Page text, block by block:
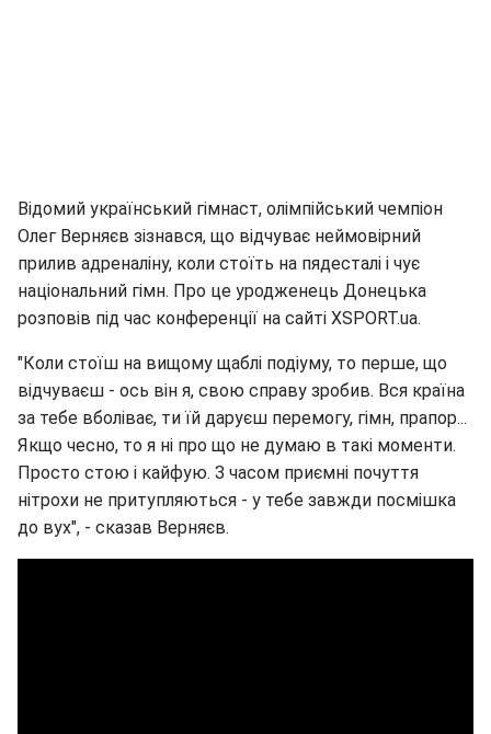
Відомий український гімнаст, олімпійський чемпіон
Олег Верняєв зізнався, що відчуває неймовірний
прилив адреналіну, коли стоїть на пядесталі і чує
національний гімн. Про це уродженець Донецька
розповів під час конференції на сайті XSPORT.ua.
"Коли стоїш на вищому щаблі подіуму, то перше, що
відчуваєш - ось він я, свою справу зробив. Вся країна
за тебе вболіває, ти їй даруєш перемогу, гімн, прапор...
Якщо чесно, то я ні про що не думаю в такі моменти.
Просто стою і кайфую. З часом приємні почуття
нітрохи не притупляються - у тебе завжди посмішка
до вух", - сказав Верняєв.